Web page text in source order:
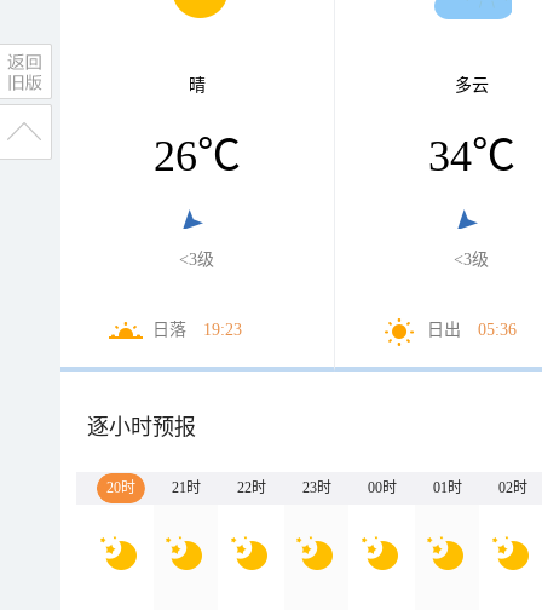
晴
26℃
<3级
日落 19:23
多云
34℃
<3级
日出 05:36
逐小时预报
20时 21时 22时 23时 00时 01时 02时